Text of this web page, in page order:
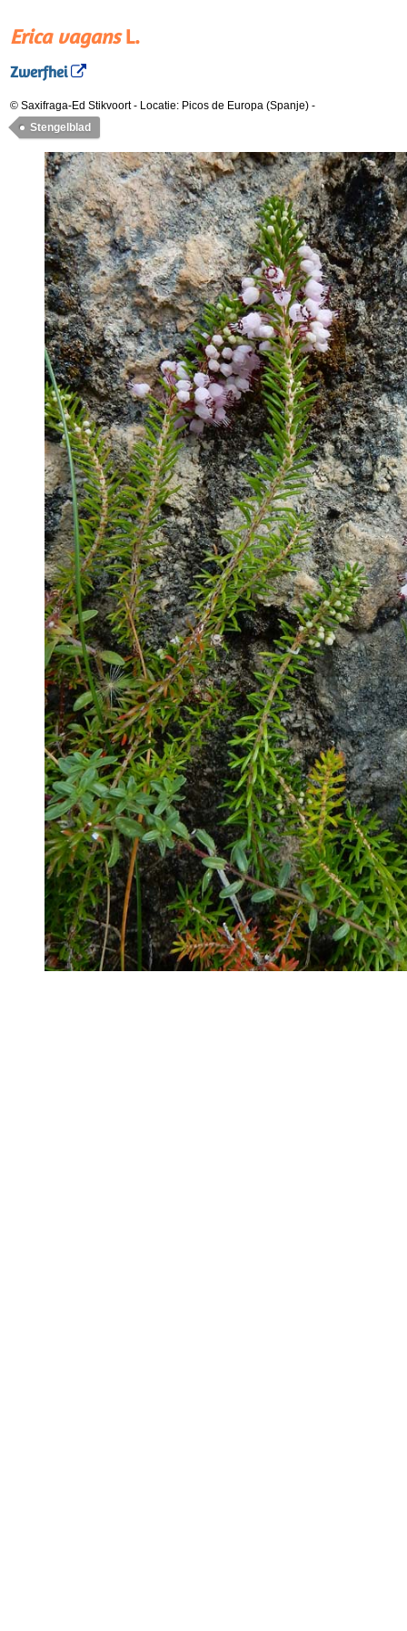
Erica vagansL.
Zwerfhei
© Saxifraga-Ed Stikvoort- Locatie: Picos de Europa (Spanje) -
Stengelblad